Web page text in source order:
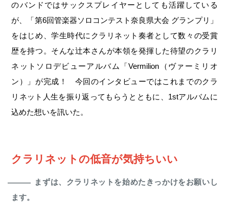
のバンドではサックスプレイヤーとしても活躍している
が、「第6回管楽器ソロコンテスト奈良県大会 グランプリ」
をはじめ、学生時代にクラリネット奏者として数々の受賞
歴を持つ。そんな辻本さんが本領を発揮した待望のクラリ
ネットソロデビューアルバム「Vermilion（ヴァーミリオ
ン）」が完成！ 今回のインタビューではこれまでのクラ
リネット人生を振り返ってもらうとともに、1stアルバムに
込めた想いを訊いた。
クラリネットの低音が気持ちいい
― まずは、クラリネットを始めたきっかけをお願いし
ます。